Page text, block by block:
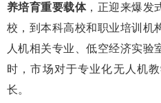
养培育重要载体，正迎来爆发
校，到本科高校和职业培训机
人机相关专业、低空经济实验
时，市场对于专业化无人机
长。